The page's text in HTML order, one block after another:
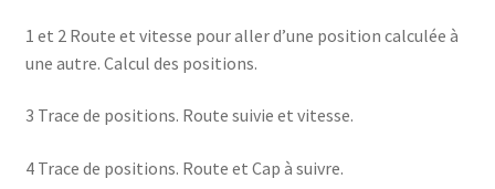
1 et 2 Route et vitesse pour aller d’une position calculée à
une autre. Calcul des positions.
3 Trace de positions. Route suivie et vitesse.
4 Trace de positions. Route et Cap à suivre.